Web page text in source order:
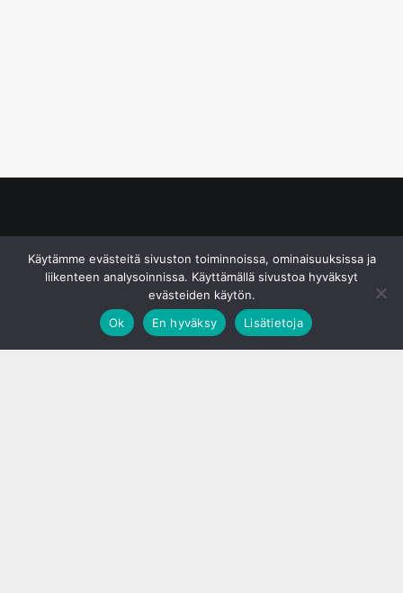
Käytämme evästeitä sivuston toiminnoissa, ominaisuuksissa ja
liikenteen analysoinnissa. Käyttämällä sivustoa hyväksyt
evästeiden käytön.
Ok
En hyväksy Lisätietoja